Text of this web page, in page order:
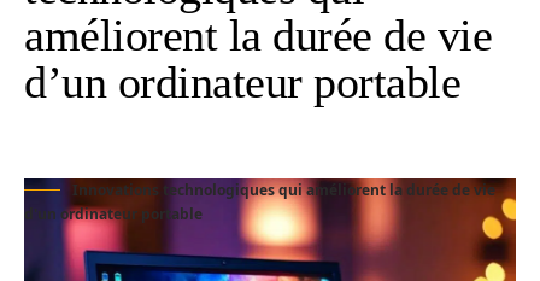
améliorent la durée de vie
d’un ordinateur portable
Innovations technologiques qui améliorent la durée de vie
d'un ordinateur portable